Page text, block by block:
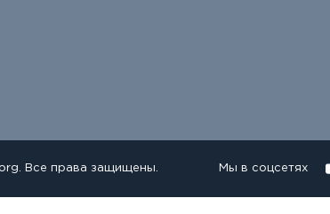
Все права защищены. Мы в соцсетях